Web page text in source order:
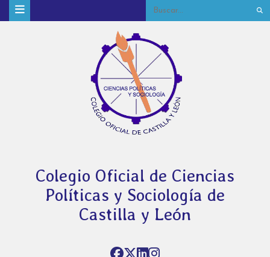
Colegio Oficial de Ciencias
Políticas y Sociología de
Castilla y León